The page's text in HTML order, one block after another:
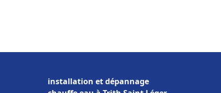
installation et dépannage